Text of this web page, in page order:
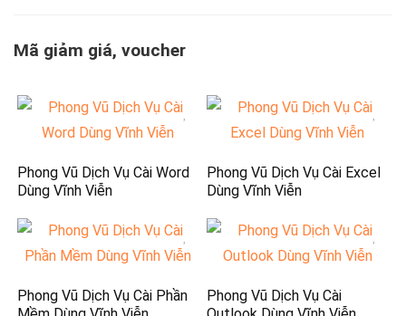
Mã giảm giá, voucher
Phong Vũ Dịch Vụ Cài Word
Dùng Vĩnh Viễn
Phong Vũ Dịch Vụ Cài Excel
Dùng Vĩnh Viễn
Phong Vũ Dịch Vụ Cài Phần
Phong Vũ Dịch Vụ Cài